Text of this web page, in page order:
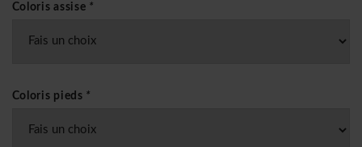
Coloris assise *
Coloris pieds *